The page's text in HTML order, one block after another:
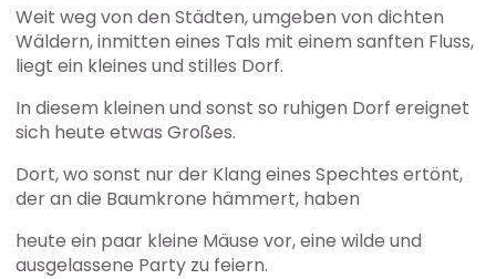
Weit weg von den Städten, umgeben von dichten
Wäldern, inmitten eines Tals mit einem sanften Fluss,
liegt ein kleines und stilles Dorf.
In diesem kleinen und sonst so ruhigen Dorf ereignet
sich heute etwas Großes.
Dort, wo sonst nur der Klang eines Spechtes ertönt,
der an die Baumkrone hämmert, haben
heute ein paar kleine Mäuse vor, eine wilde und
ausgelassene Party zu feiern.